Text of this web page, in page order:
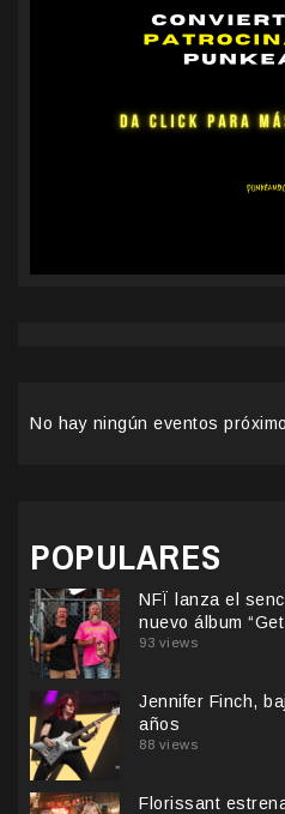
No hay ningún eventos
POPULARES
NFÏ lanza el
nuevo álbum
93 views
Jennifer Finch,
años
88 views
Florissant